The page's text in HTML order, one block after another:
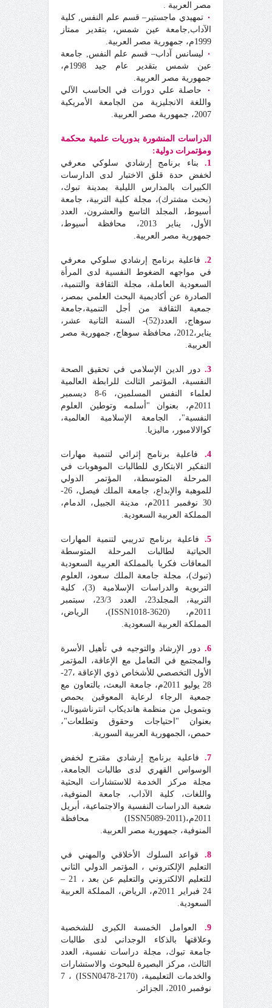
مصر العربية .
٠ تمهيدي ماجستير– قسم علم النفس, كلية
الآداب,جامعة عين شمس، بتقدير ممتاز
1999م، جمهورية مصر العربية.
٠ ليسانس آداب– قسم علم النفس, جامعة
عين شمس بتقدير عام جيد 1998م،
جمهورية مصر العربية.
٠
حاصلة علي دورات في الحاسب الآلي
واللغة الانجليزية من الجامعة الأمريكية
2007، جمهورية مصر العربية.
الدراسات المنشورة بدوريات علمية محكمة
ومؤتمرات دولية:
1.
بناء برنامج إرشادي سلوكي معرفي
لخفض حدة قلق الاختبار لدى الدارسات
الكبيرات بالمدارس الليلية بمدينة تبوك،
(بحث مشترك)، مجلة كلية التربية، جامعة
أسيوط، المجلد التاسع والعشرون، العدد
الأول، يناير 2013، محافظة أسيوط،
جمهورية مصر العربية.
2.
فاعلية برنامج إرشادي سلوكي معرفي
في مواجهه الضغوط النفسية لدى المرأة
السعودية العاملة، مجلة الثقافة والتنمية،
الصادرة عن أكاديمية البحث العلمي بمصر،
جمعية الثقافة من أجل التنمية،جامعة
سوهاج، العدد(52)- السنة الثانية عشر،
يناير،2012، محافظة سوهاج، جمهورية مصر
العربية.
3.
دور الدين الإسلامي في تحقيق الصحة
النفسية، المؤتمر الثالث للرابطة العالمية
لعلماء النفس المسلمين، 6-8 ديسمبر
2011م، بعنوان "أسلمه وتوطين العلوم
النفسية"، الجامعة الإسلامية العالمية،
كوالالامبور، ماليزيا.
4.
فاعلية برنامج إثرائي لتنمية مهارات
التفكير الابتكاري للطالبات الموهوبات في
المرحلة المتوسطة، المؤتمر الدولي
للموهبة والإبداع، جامعة الملك فيصل، 26-
30 نوفمبر 2011م، مدينة الجبيل، الدمام،
المملكة العربية السعودية.
5.
فاعلية برنامج تدريبي لتنمية المهارات
الحياتية لطالبات المرحلة المتوسطة
المعاقات فكريا بالمملكة العربية السعودية
(تبوك)، مجلة جامعة الملك سعود، العلوم
التربوية والدراسات الإسلامية (3)، كلية
التربية، المجلد23، العدد 23/3، سبتمبر
2011م، (ISSN1018-3620)، الرياض،
المملكة العربية السعودية.
6.
دور الإرشاد والتوجيه في تأهيل الأسرة
والمجتمع في التعامل مع الإعاقة، المؤتمر
الأول التخصصي للأشخاص ذوي الإعاقة ،27-
28 يوليو 2011م، جامعة البعث، بالتعاون مع
جمعية الرجاء لرعاية المعوقين بحمص
وبتمويل من منظمة هانديكاب انترناشيونال،
بعنوان "احتياجات وحقوق وتطلعات"،
حمص، الجمهورية العربية السورية.
7.
فاعلية برنامج إرشادي مقترح لخفض
الوسواس القهري لدى طالبات الجامعة،
مجلة مركز الخدمة للاستشارات البحثية
واللغات، كلية الآداب، جامعة المنوفية،
شعبة الدراسات النفسية والاجتماعية، أبريل
2011م،(ISSN5089-2011) محافظة
المنوفية، جمهورية مصر العربية.
8.
قواعد السلوك الأخلاقي والمهني في
التعليم الإلكتروني ، المؤتمر الدولي الثاني
للتعليم الالكتروني والتعليم عن بعد ، 21 –
24 فبراير 2011م، الرياض، المملكة العربية
السعودية.
9.
العوامل الخمسة الكبرى للشخصية
وعلاقتها بالذكاء الوجداني لدى طالبات
جامعة تبوك، مجلة دراسات نفسية، العدد
الثالث، مركز البصيرة للبحوث والاستشارات
والخدمات التعليمية، (ISSN0478-2170) ، 7
نوفمبر 2010، الجزائر.